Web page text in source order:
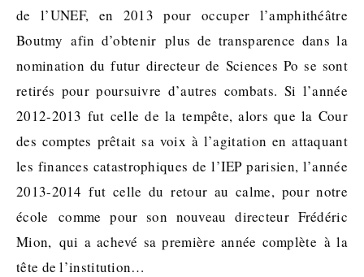
de l’UNEF, en 2013 pour occuper l’amphithéâtre
Boutmy afin d’obtenir plus de transparence dans la
nomination du futur directeur de Sciences Po se sont
retirés pour poursuivre d’autres combats. Si l’année
2012-2013 fut celle de la tempête, alors que la Cour
des comptes prêtait sa voix à l’agitation en attaquant
les finances catastrophiques de l’IEP parisien, l’année
2013-2014 fut celle du retour au calme, pour notre
école comme pour son nouveau directeur Frédéric
Mion, qui a achevé sa première année complète à la
tête de l’institution…